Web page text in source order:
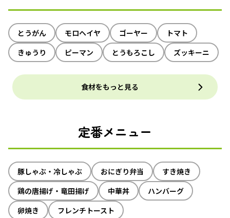
とうがん モロヘイヤ ゴーヤー
トマト
きゅうり
ピーマン とうもろこし ズッキーニ
食材をもっと見る
定番メニュー
豚しゃぶ・冷しゃぶ おにぎり弁当
すき焼き
鶏の唐揚げ・竜田揚げ
中華丼
ハンバーグ
卵焼き
フレンチトースト